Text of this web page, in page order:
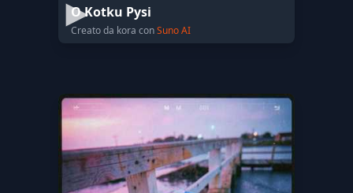
O Kotku Pysi
Creato da kora conSuno AI